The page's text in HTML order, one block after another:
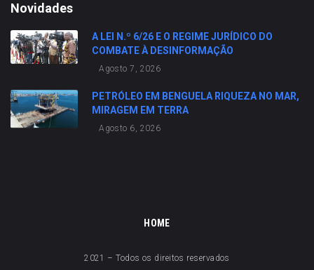
Novidades
A LEI N.º 6/26 E O REGIME JURÍDICO DO
COMBATE À DESINFORMAÇÃO
Agosto 7, 2026
PETRÓLEO EM BENGUELA RIQUEZA NO MAR,
MIRAGEM EM TERRA
Agosto 6, 2026
HOME
2021 – Todos os direitos reservados